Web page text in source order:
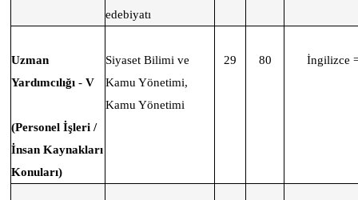
edebiyatı
Uzman
Yardımcılığı - V
(Personel İşleri /
İnsan Kaynakları
Konuları)
Siyaset Bilimi ve
Kamu Yönetimi,
Kamu Yönetimi
29 80 İngilizce